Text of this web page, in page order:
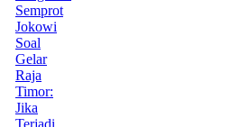
Semprot
Jokowi
Soal
Gelar
Raja
Timor:
Jika
Terjadi